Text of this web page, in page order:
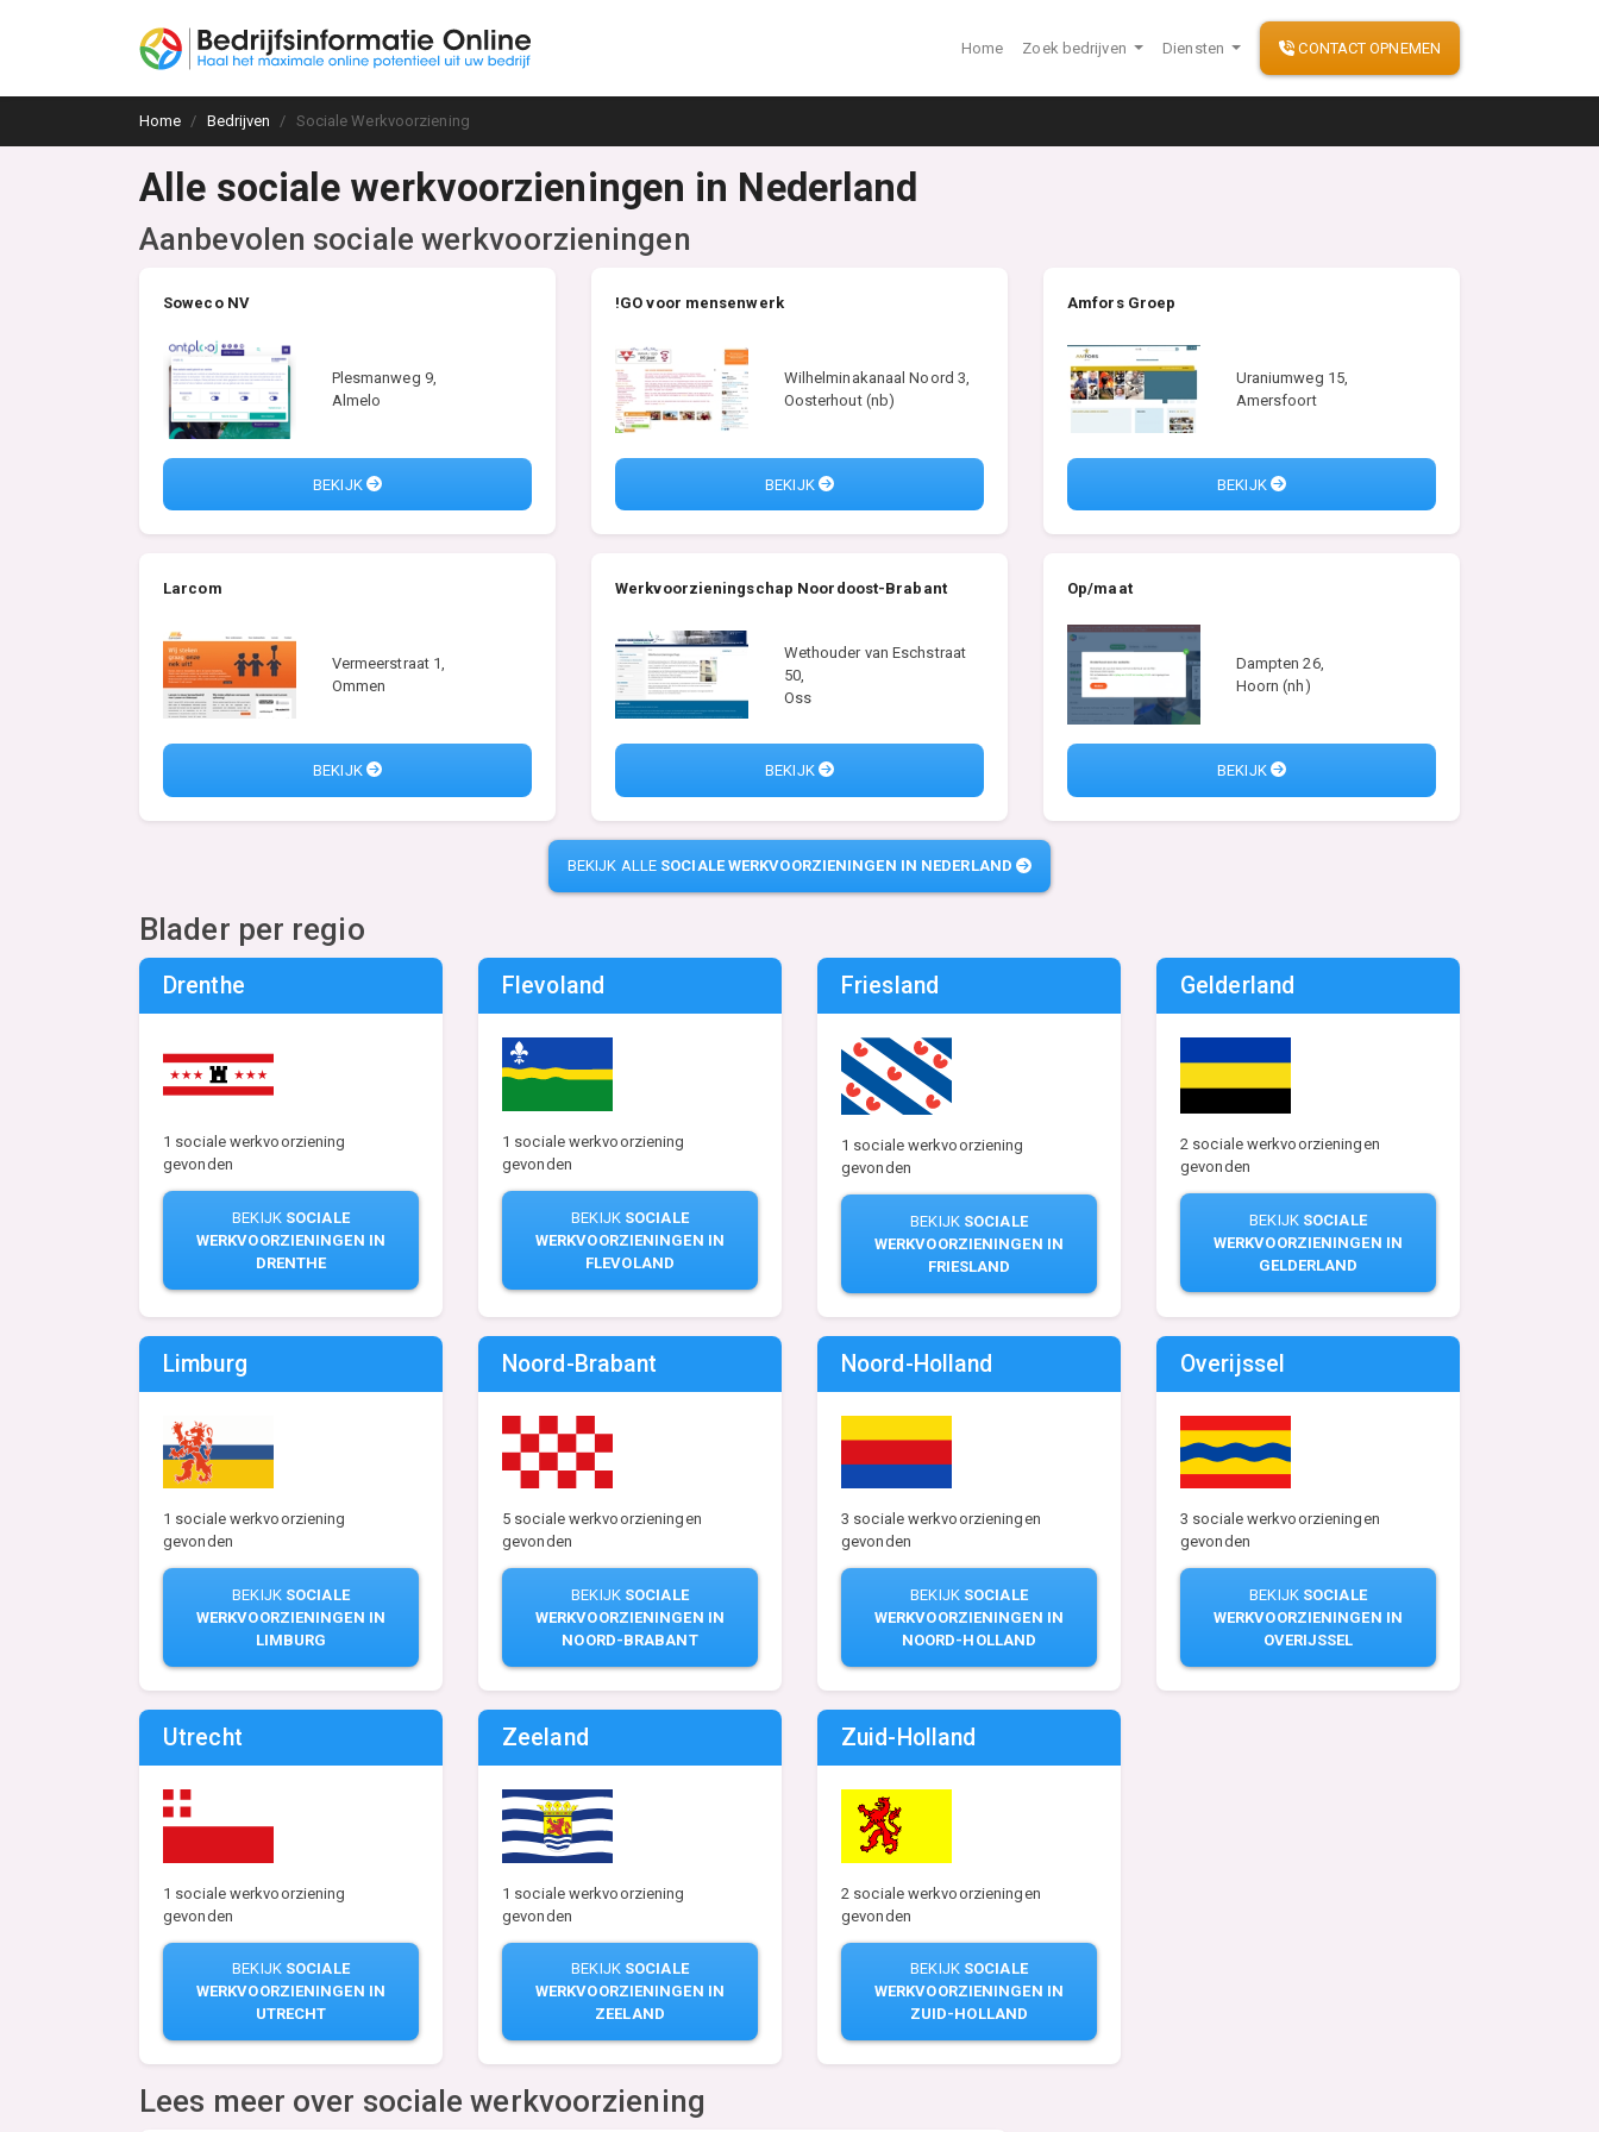
Home Zoek bedrijven Diensten CONTACT OPNEMEN
Home Bedrijven Sociale Werkvoorziening
Alle sociale werkvoorzieningen in Nederland
Aanbevolen sociale werkvoorzieningen
Soweco NV
Plesmanweg 9,
Almelo
BEKIJK
!GO voor mensenwerk
Wilhelminakanaal Noord 3,
Oosterhout (nb)
BEKIJK
Amfors Groep
Uraniumweg 15,
Amersfoort
BEKIJK
Larcom
Vermeerstraat 1,
Ommen
BEKIJK
Werkvoorzieningschap Noordoost-Brabant
Wethouder van Eschstraat
50,
Oss
BEKIJK
Op/maat
Dampten 26,
Hoorn (nh)
BEKIJK
BEKIJK ALLE SOCIALE WERKVOORZIENINGEN IN NEDERLAND
Blader per regio
Drenthe
1 sociale werkvoorziening
gevonden
BEKIJK SOCIALE
WERKVOORZIENINGEN IN
DRENTHE
Flevoland
1 sociale werkvoorziening
gevonden
BEKIJK SOCIALE
WERKVOORZIENINGEN IN
FLEVOLAND
Friesland
1 sociale werkvoorziening
gevonden
BEKIJK SOCIALE
WERKVOORZIENINGEN IN
FRIESLAND
Gelderland
2 sociale werkvoorzieningen
gevonden
BEKIJK SOCIALE
WERKVOORZIENINGEN IN
GELDERLAND
Limburg
1 sociale werkvoorziening
gevonden
BEKIJK SOCIALE
WERKVOORZIENINGEN IN
LIMBURG
Noord-Brabant
5 sociale werkvoorzieningen
gevonden
BEKIJK SOCIALE
WERKVOORZIENINGEN IN
NOORD-BRABANT
Noord-Holland
3 sociale werkvoorzieningen
gevonden
BEKIJK SOCIALE
WERKVOORZIENINGEN IN
NOORD-HOLLAND
Overijssel
3 sociale werkvoorzieningen
gevonden
BEKIJK SOCIALE
WERKVOORZIENINGEN IN
OVERIJSSEL
Utrecht
1 sociale werkvoorziening
gevonden
BEKIJK SOCIALE
WERKVOORZIENINGEN IN
UTRECHT
Zeeland
1 sociale werkvoorziening
gevonden
BEKIJK SOCIALE
WERKVOORZIENINGEN IN
ZEELAND
Zuid-Holland
2 sociale werkvoorzieningen
gevonden
BEKIJK SOCIALE
WERKVOORZIENINGEN IN
ZUID-HOLLAND
Lees meer over sociale werkvoorziening